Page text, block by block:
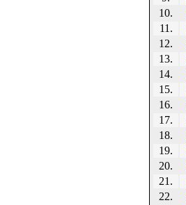
10.
11.
12.
13.
14.
15.
16.
17.
18.
19.
20.
21.
22.